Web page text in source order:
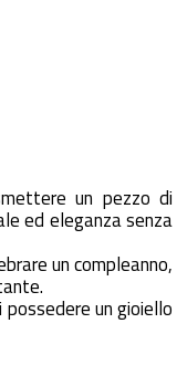
un pezzo di
ed eleganza senza
un compleanno,
possedere un gioiello